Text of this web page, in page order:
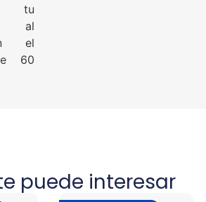
tu
al
el
60
puede interesar